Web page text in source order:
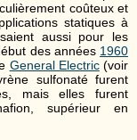
coûteux et
statiques à
aussi pour les
des années 1960
General Electric(voir
sulfonaté furent
mais elles furent
supérieur en